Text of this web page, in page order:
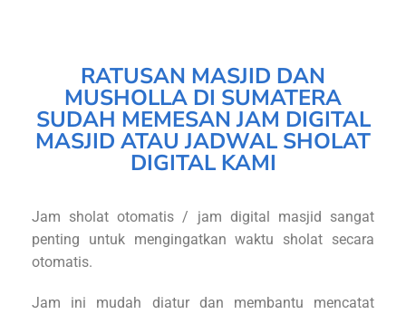
RATUSAN MASJID DAN
MUSHOLLA DI SUMATERA
SUDAH MEMESAN JAM DIGITAL
MASJID ATAU JADWAL SHOLAT
DIGITAL KAMI
Jam sholat otomatis / jam digital masjid sangat
penting untuk mengingatkan waktu sholat secara
otomatis.
Jam ini mudah diatur dan membantu mencatat